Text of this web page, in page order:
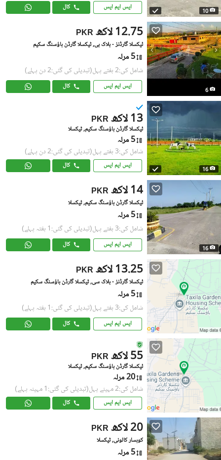
10 ایس ایم ایس کال
6
PKR 12.75 لاکھ
ٹیکسلا گارڈنز - بلاک بی, ٹیکسلا گارڈن ہاؤسنگ سکیم
5 مرلہ
شامل کی:2 ہفتے پہل (تبدیلی کی گئی:2 دن پہلے)
ایس ایم ایس کال
16
PKR 13 لاکھ
ٹیکسلا گارڈن ہاؤسنگ سکیم, ٹیکسلا
5 مرلہ
شامل کی:3 ہفتے پہل (تبدیلی کی گئی:2 دن پہلے)
ایس ایم ایس کال
16
PKR 14 لاکھ
ٹیکسلا گارڈن ہاؤسنگ سکیم, ٹیکسلا
5 مرلہ
شامل کی:3 ہفتے پہل (تبدیلی کی گئی:1 ہفتہ پہلے)
ایس ایم ایس کال
PKR 13.25 لاکھ
ٹیکسلا گارڈنز - بلاک سی, ٹیکسلا گارڈن ہاؤسنگ سکیم
5 مرلہ
شامل کی:3 ہفتے پہل (تبدیلی کی گئی:1 ہفتہ پہلے)
ایس ایم ایس کال
PKR 55 لاکھ
ٹیکسلا گارڈن ہاؤسنگ سکیم, ٹیکسلا
20 مرلہ
شامل کی:2 مہینے پہل (تبدیلی کی گئی:1 مہینہ پہلے)
ایس ایم ایس کال
PKR 20 لاکھ
کوہسار کالونی, ٹیکسلا
5 مرلہ